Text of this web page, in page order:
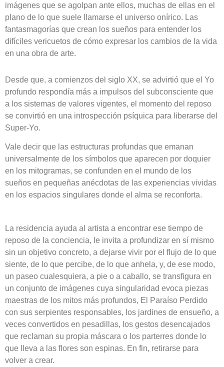
imágenes que se agolpan ante ellos, muchas de ellas en el
plano de lo que suele llamarse el universo onírico. Las
fantasmagorías que crean los sueños para entender los
difíciles vericuetos de cómo expresar los cambios de la vida
en una obra de arte.
Desde que, a comienzos del siglo XX, se advirtió que el Yo
profundo respondía más a impulsos del subconsciente que
a los sistemas de valores vigentes, el momento del reposo
se convirtió en una introspección psíquica para liberarse del
Super-Yo.
Vale decir que las estructuras profundas que emanan
universalmente de los símbolos que aparecen por doquier
en los mitogramas, se confunden en el mundo de los
sueños en pequeñas anécdotas de las experiencias vividas
en los espacios singulares donde el alma se reconforta.
La residencia ayuda al artista a encontrar ese tiempo de
reposo de la conciencia, le invita a profundizar en sí mismo
sin un objetivo concreto, a dejarse vivir por el flujo de lo que
siente, de lo que percibe, de lo que anhela, y, de ese modo,
un paseo cualesquiera, a pie o a caballo, se transfigura en
un conjunto de imágenes cuya singularidad evoca piezas
maestras de los mitos más profundos, El Paraíso Perdido
con sus serpientes responsables, los jardines de ensueño, a
veces convertidos en pesadillas, los gestos desencajados
que reclaman su propia máscara o los parterres donde lo
que lleva a las flores son espinas. En fin, retirarse para
volver a crear.